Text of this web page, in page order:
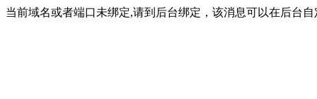
当前域名或者端口未绑定,请到后台绑定，该消息可以在后台自